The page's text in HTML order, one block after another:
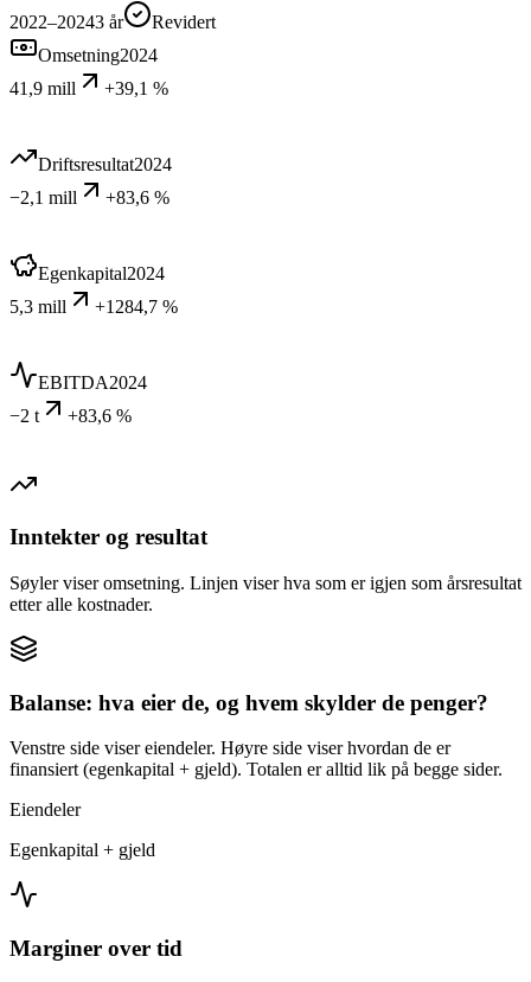
2022–20243 år
Revidert
Omsetning2024
41,9 mill
+39,1 %
Driftsresultat2024
−2,1 mill
+83,6 %
Egenkapital2024
5,3 mill
+1284,7 %
EBITDA2024
−2 t
+83,6 %
Inntekter og resultat
Søyler viser omsetning. Linjen viser hva som er igjen som årsresultat
etter alle kostnader.
Balanse: hva eier de, og hvem skylder de penger?
Venstre side viser eiendeler. Høyre side viser hvordan de er
finansiert (egenkapital + gjeld). Totalen er alltid lik på begge sider.
Eiendeler
Egenkapital + gjeld
Marginer over tid